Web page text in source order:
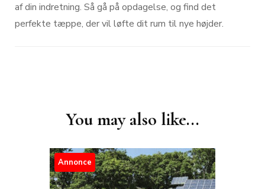
af din indretning. Så gå på opdagelse, og find det
perfekte tæppe, der vil løfte dit rum til nye højder.
You may also like...
Annonce